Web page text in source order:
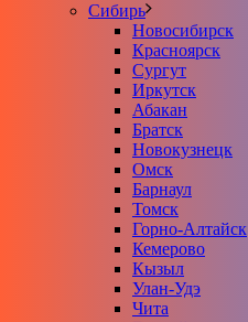
Сибирь
Новосибирск
Красноярск
Сургут
Иркутск
Абакан
Братск
Новокузнецк
Омск
Барнаул
Томск
Горно-Алтайск
Кемерово
Кызыл
Улан-Удэ
Чита